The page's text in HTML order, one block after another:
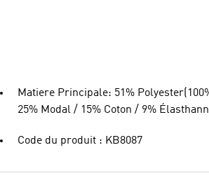
Matiere Principale: 51%
25% Modal / 15% Coton / 9%
Code du produit : KB8087